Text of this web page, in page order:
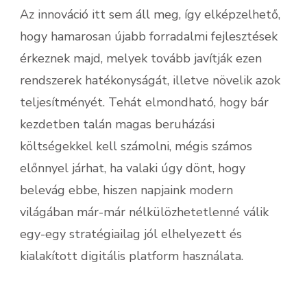
Az innováció itt sem áll meg, így elképzelhető,
hogy hamarosan újabb forradalmi fejlesztések
érkeznek majd, melyek tovább javítják ezen
rendszerek hatékonyságát, illetve növelik azok
teljesítményét. Tehát elmondható, hogy bár
kezdetben talán magas beruházási
költségekkel kell számolni, mégis számos
előnnyel járhat, ha valaki úgy dönt, hogy
belevág ebbe, hiszen napjaink modern
világában már-már nélkülözhetetlenné válik
egy-egy stratégiailag jól elhelyezett és
kialakított digitális platform használata.